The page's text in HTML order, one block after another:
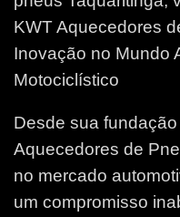
KWT Aquecedores
Inovação no Mundo
Motociclístico
Desde sua
Aquecedores de
no mercado
um compromisso